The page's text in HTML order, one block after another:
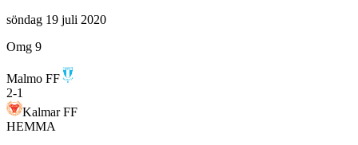
söndag 19 juli 2020
Omg 9
Malmo FF
2-1
Kalmar FF
HEMMA